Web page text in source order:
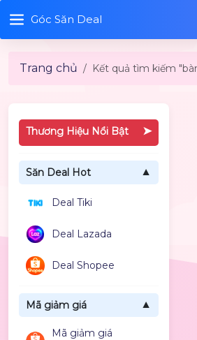
Góc Săn Deal
Trang chủ Kết quả tìm kiếm
Thương Hiệu Nổi Bật ➤
Săn Deal Hot ▼
Deal Tiki
Deal Lazada
Deal Shopee
Mã giảm giá ▼
Mã giảm giá